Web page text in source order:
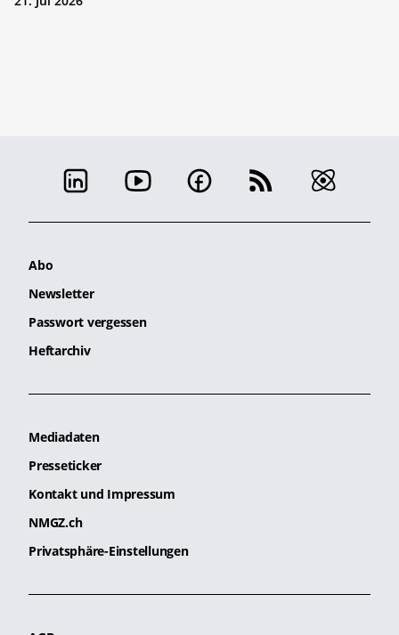
Abo
Newsletter
Passwort vergessen
Heftarchiv
Mediadaten
Presseticker
Kontakt und Impressum
NMGZ.ch
Privatsphäre-Einstellungen